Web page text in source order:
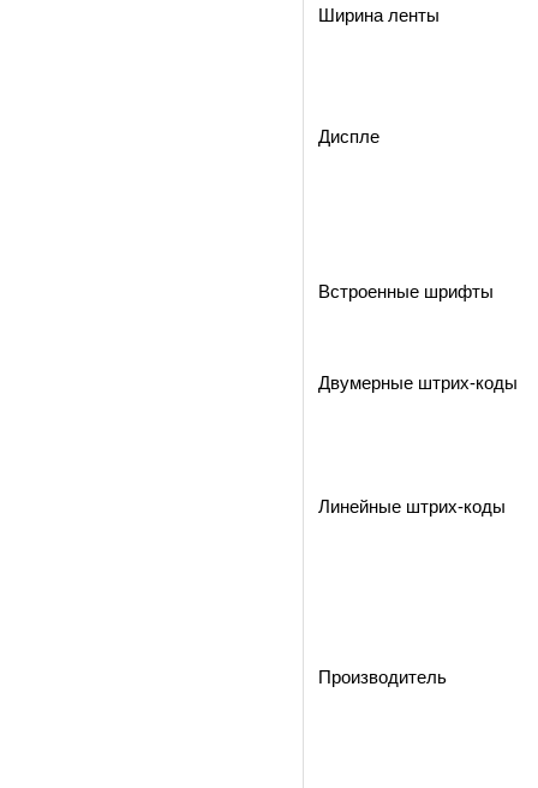
Ширина ленты
Диспле
Встроенные шрифты
Двумерные штрих-коды
Линейные штрих-коды
Производитель